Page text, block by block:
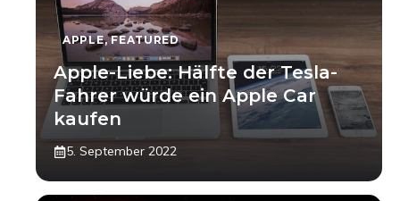
APPLE,FEATURED
Apple-Liebe: Hälfte der Tesla-
Fahrer würde ein Apple Car
kaufen
5. September 2022